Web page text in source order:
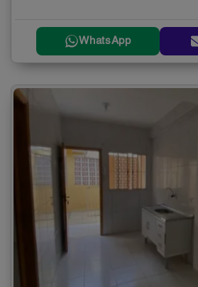
WhatsApp